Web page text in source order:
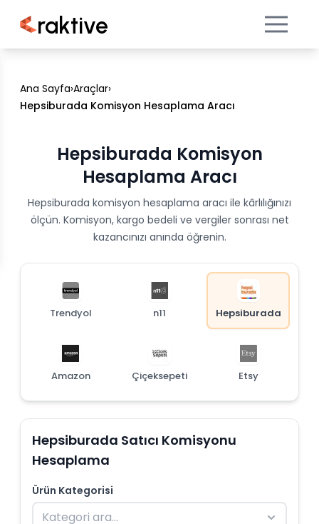
raktive
Ana Sayfa›Araçlar›
Hepsiburada Komisyon Hesaplama Aracı
Hepsiburada Komisyon
Hesaplama Aracı
Hepsiburada komisyon hesaplama aracı ile kârlılığınızı
ölçün. Komisyon, kargo bedeli ve vergiler sonrası net
kazancınızı anında öğrenin.
Trendyol n11 Hepsiburada
Amazon Çiçeksepeti Etsy
Hepsiburada Satıcı Komisyonu
Hesaplama
Ürün Kategorisi